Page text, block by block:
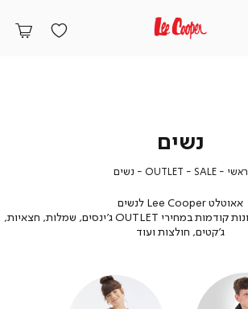
נשים
ראשי ראשי
SALE
SALE
OUTLET
OUTLET
נשיםנשים
אאוטלט Lee Cooper לנשים
כל הפריטים הכי יפים מעונות קודמות במחירי OUTLET ג'ינסים, שמלות, חצאיות,
ג'קטים, חולצות ועוד